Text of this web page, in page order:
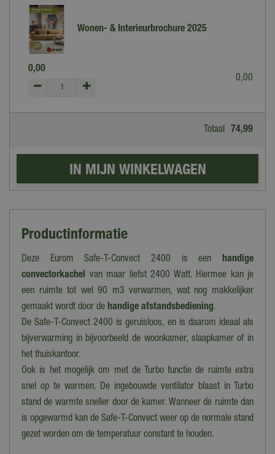
Wonen- & Interieurbrochure 2025
0,00
0,00
Totaal 74,99
Productinformatie
Deze Eurom Safe-T-Convect 2400 is een handige
convectorkachel van maar liefst 2400 Watt. Hiermee kan je
een ruimte tot wel 90 m3 verwarmen, wat nog makkelijker
gemaakt wordt door de handige afstandsbediening .
De Safe-T-Convect 2400 is geruisloos, en is daarom ideaal als
bijverwarming in bijvoorbeeld de woonkamer, slaapkamer of in
het thuiskantoor.
Ook is het mogelijk om met de Turbo functie de ruimte extra
snel op te warmen. De ingebouwde ventilator blaast in Turbo
stand de warmte sneller door de kamer. Wanneer de ruimte dan
is opgewarmd kan de Safe-T-Convect weer op de normale stand
gezet worden om de temperatuur constant te houden.